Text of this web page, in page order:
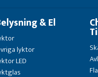
& El
lyktor
LED